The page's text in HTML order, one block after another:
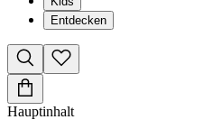
Entdecken
Hauptinhalt